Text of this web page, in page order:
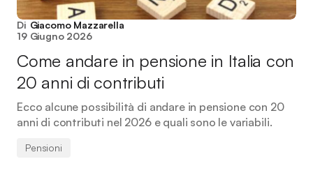
Di Giacomo Mazzarella
19 Giugno 2026
Come andare in pensione in Italia con
20 anni di contributi
Ecco alcune possibilità di andare in pensione con 20
anni di contributi nel 2026 e quali sono le variabili.
Pensioni